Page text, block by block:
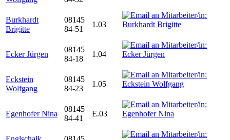
Burkhardt
Brigitte
08145
84-51
1.03
Ecker Jürgen
08145
84-18
1.04
Eckstein
Wolfgang
08145
84-23
1.05
Egenhofer Nina
08145
84-41
E.03